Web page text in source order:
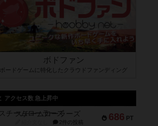
ボドファン
ボードゲームに特化したクラウドファンディング
アクセス数 急上昇中
686 PT
スチームローラーズ
2件の投稿